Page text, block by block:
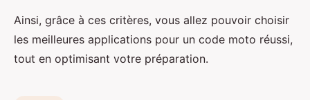
Ainsi, grâce à ces critères, vous allez pouvoir choisir
les meilleures applications pour un code moto réussi,
tout en optimisant votre préparation.